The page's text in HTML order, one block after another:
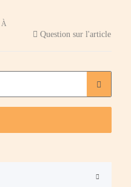
À
Question sur l'article